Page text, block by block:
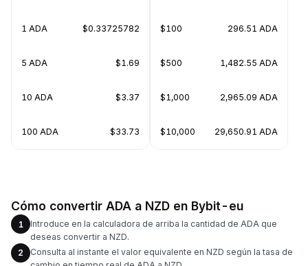
1 ADA $0.33725782
5 ADA $1.69
10 ADA $3.37
100 ADA $33.73
$100 296.51 ADA
$500 1,482.55 ADA
$1,000 2,965.09 ADA
$10,000 29,650.91 ADA
Cómo convertir ADA a NZD en Bybit-eu
1
Introduce en la calculadora de arriba la cantidad de ADA que
deseas convertir a NZD.
2
Consulta al instante el valor equivalente en NZD según la tasa de